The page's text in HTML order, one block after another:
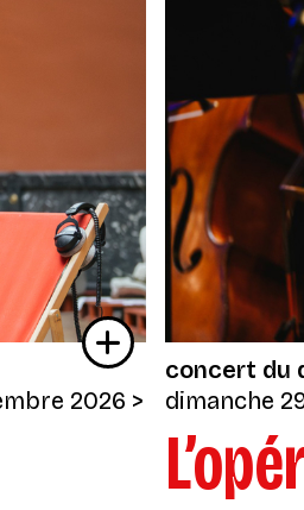
2026 >
concert du
dimanche